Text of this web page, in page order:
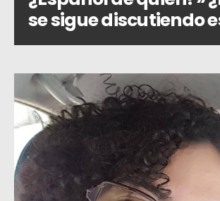
se sigue discutiendo